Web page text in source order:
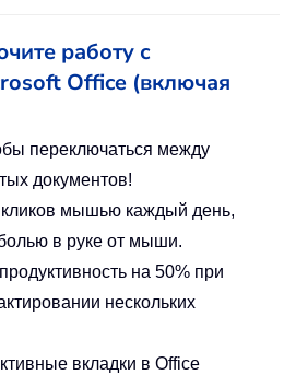
работу с
Office (включая
переключаться между
документов!
кликов мышью каждый день,
в руке от мыши.
на 50% при
нескольких
вкладки в Office